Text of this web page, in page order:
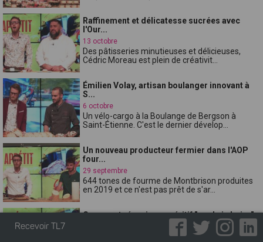
Raffinement et délicatesse sucrées avec
l'Our...
13 octobre
Des pâtisseries minutieuses et délicieuses,
Cédric Moreau est plein de créativit...
Émilien Volay, artisan boulanger innovant à
S...
6 octobre
Un vélo-cargo à la Boulange de Bergson à
Saint-Étienne. C'est le dernier dévelop...
Un nouveau producteur fermier dans l'AOP
four...
29 septembre
644 tones de fourme de Montbrison produites
en 2019 et ce n'est pas prêt de s'ar...
Comment réussir un apéritif "made in Loire"
Recevoir TL7